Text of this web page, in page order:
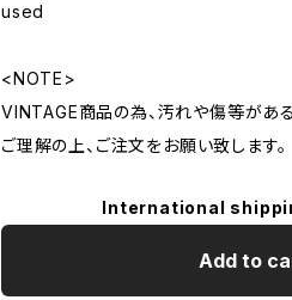
used
<NOTE>
VINTAGE商品の為、汚れや傷等があ
ご理解の上、ご注文をお願い致します。
International
Add to